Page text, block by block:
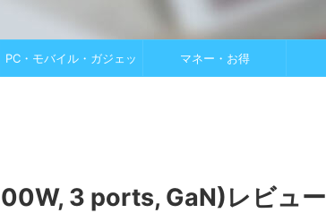
PC・モバイル・ガジェッ マネー・お得
3 ports, GaN)レビュー